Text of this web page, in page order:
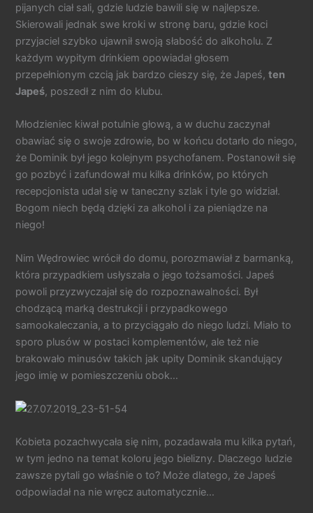
pijanych ciał sali, gdzie ludzie bawili się w najlepsze.
Skierowali jednak swe kroki w stronę baru, gdzie koci
przyjaciel szybko ujawnił swoją słabość do alkoholu. Z
każdym wypitym drinkiem opowiadał głosem
przepełnionym czcią jak bardzo cieszy się, że Japeś,ten
Japeś, poszedł z nim do klubu.
Młodzieniec kiwał potulnie głową, a w duchu zaczynał
obawiać się o swoje zdrowie, bo w końcu dotarło do niego,
że Dominik był jego kolejnym psychofanem. Postanowił się
go pozbyć i zafundował mu kilka drinków, po których
recepcjonista udał się w taneczny szlak i tyle go widział.
Bogom niech będą dzięki za alkohol i za pieniądze na
niego!
Nim Wędrowiec wrócił do domu, porozmawiał z barmanką,
która przypadkiem usłyszała o jego tożsamości. Japeś
powoli przyzwyczajał się do rozpoznawalności. Był
chodzącą marką destrukcji i przypadkowego
samookaleczania, a to przyciągało do niego ludzi. Miało to
sporo plusów w postaci komplementów, ale też nie
brakowało minusów takich jak upity Dominik skandujący
jego imię w pomieszczeniu obok…
Kobieta pozachwycała się nim, pozadawała mu kilka pytań,
w tym jedno na temat koloru jego bielizny. Dlaczego ludzie
zawsze pytali go właśnie o to? Może dlatego, że Japeś
odpowiadał na nie wręcz automatycznie…